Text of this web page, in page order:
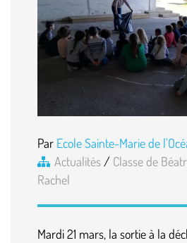
Par Ecole Sainte-Marie de
Actualités / Classe de
Rachel
Mardi 21 mars, la sortie à la